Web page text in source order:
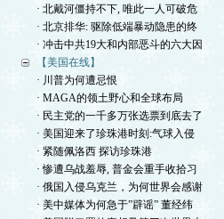
· 北戴河僵持不下, 唯此一人可破危
· 北京排华: 驱除低端暴动隐患的终
· 冲击中共19大和内部恶斗的六大因
【美国在线】
· 川普为何遭忌恨
· MAGA的领土野心和全球布局
· 民主党的一千多万张选票到底去了
· 美国迎来了珍珠港时刻:气球入侵
· 紧随佩洛西 探访珍珠港
· 惨遭乌战羞辱, 普金会重手收拾习
· 俄国入侵乌克兰，为何世界会感谢
· 美中媒体为何急于”辟谣” 董经纬